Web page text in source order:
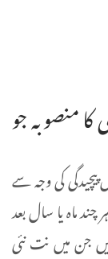
منصوبہ جو
پیچیدگی کی وجہ سے
ماہ یا سال بعد
جن میں نت نئی